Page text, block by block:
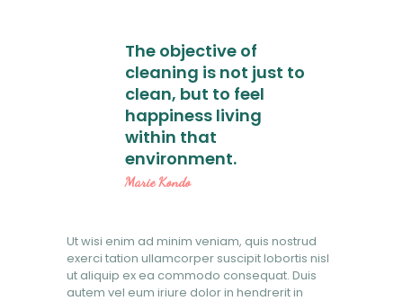
The objective of
cleaning is not just to
clean, but to feel
happiness living
within that
environment.
Marie Kondo
Ut wisi enim ad minim veniam, quis nostrud
exerci tation ullamcorper suscipit lobortis nisl
ut aliquip ex ea commodo consequat. Duis
autem vel eum iriure dolor in hendrerit in